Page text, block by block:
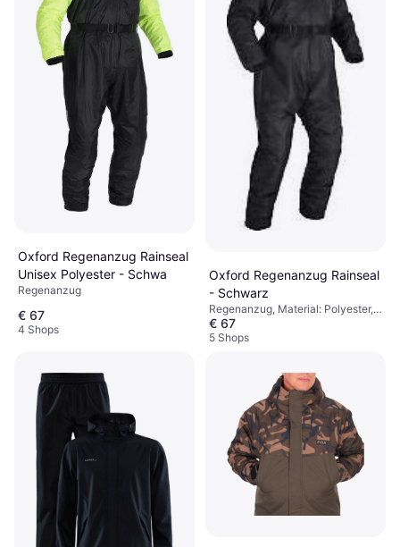
Oxford Regenanzug Rainseal
Unisex Polyester - Schwa
Regenanzug
€ 67
4 Shops
Oxford Regenanzug Rainseal
- Schwarz
Regenanzug, Material: Polyester,
Wasserdicht
€ 67
5 Shops